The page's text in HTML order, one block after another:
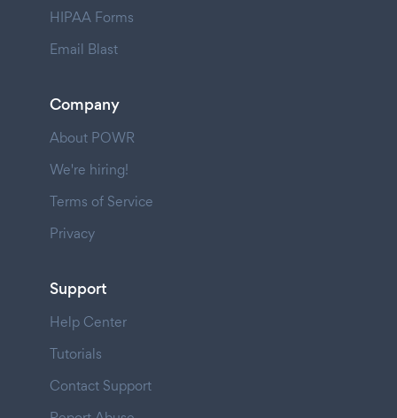
HIPAA Forms
Email Blast
Company
About POWR
We're hiring!
Terms of Service
Privacy
Support
Help Center
Tutorials
Contact Support